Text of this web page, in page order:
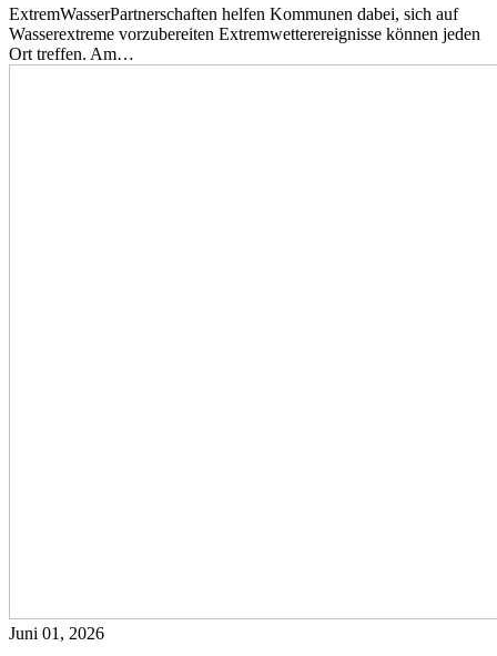
ExtremWasserPartnerschaften helfen Kommunen dabei, sich auf
Wasserextreme vorzubereiten Extremwetterereignisse können jeden
Ort treffen. Am…
Juni 01, 2026